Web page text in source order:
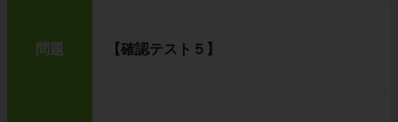
問題 【確認テスト５】